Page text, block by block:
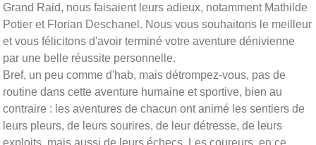
Grand Raid, nous faisaient leurs adieux, notamment Mathilde
Potier et Florian Deschanel. Nous vous souhaitons le meilleur
et vous félicitons d'avoir terminé votre aventure dénivienne
par une belle réussite personnelle.
Bref, un peu comme d'hab, mais détrompez-vous, pas de
routine dans cette aventure humaine et sportive, bien au
contraire : les aventures de chacun ont animé les sentiers de
leurs pleurs, de leurs sourires, de leur détresse, de leurs
exploits, mais aussi de leurs échecs. Les coureurs, en ce